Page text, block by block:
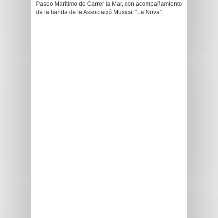
Paseo Marítimo de Carrer la Mar, con acompañamiento
de la banda de la Associació Musical “La Nova”.